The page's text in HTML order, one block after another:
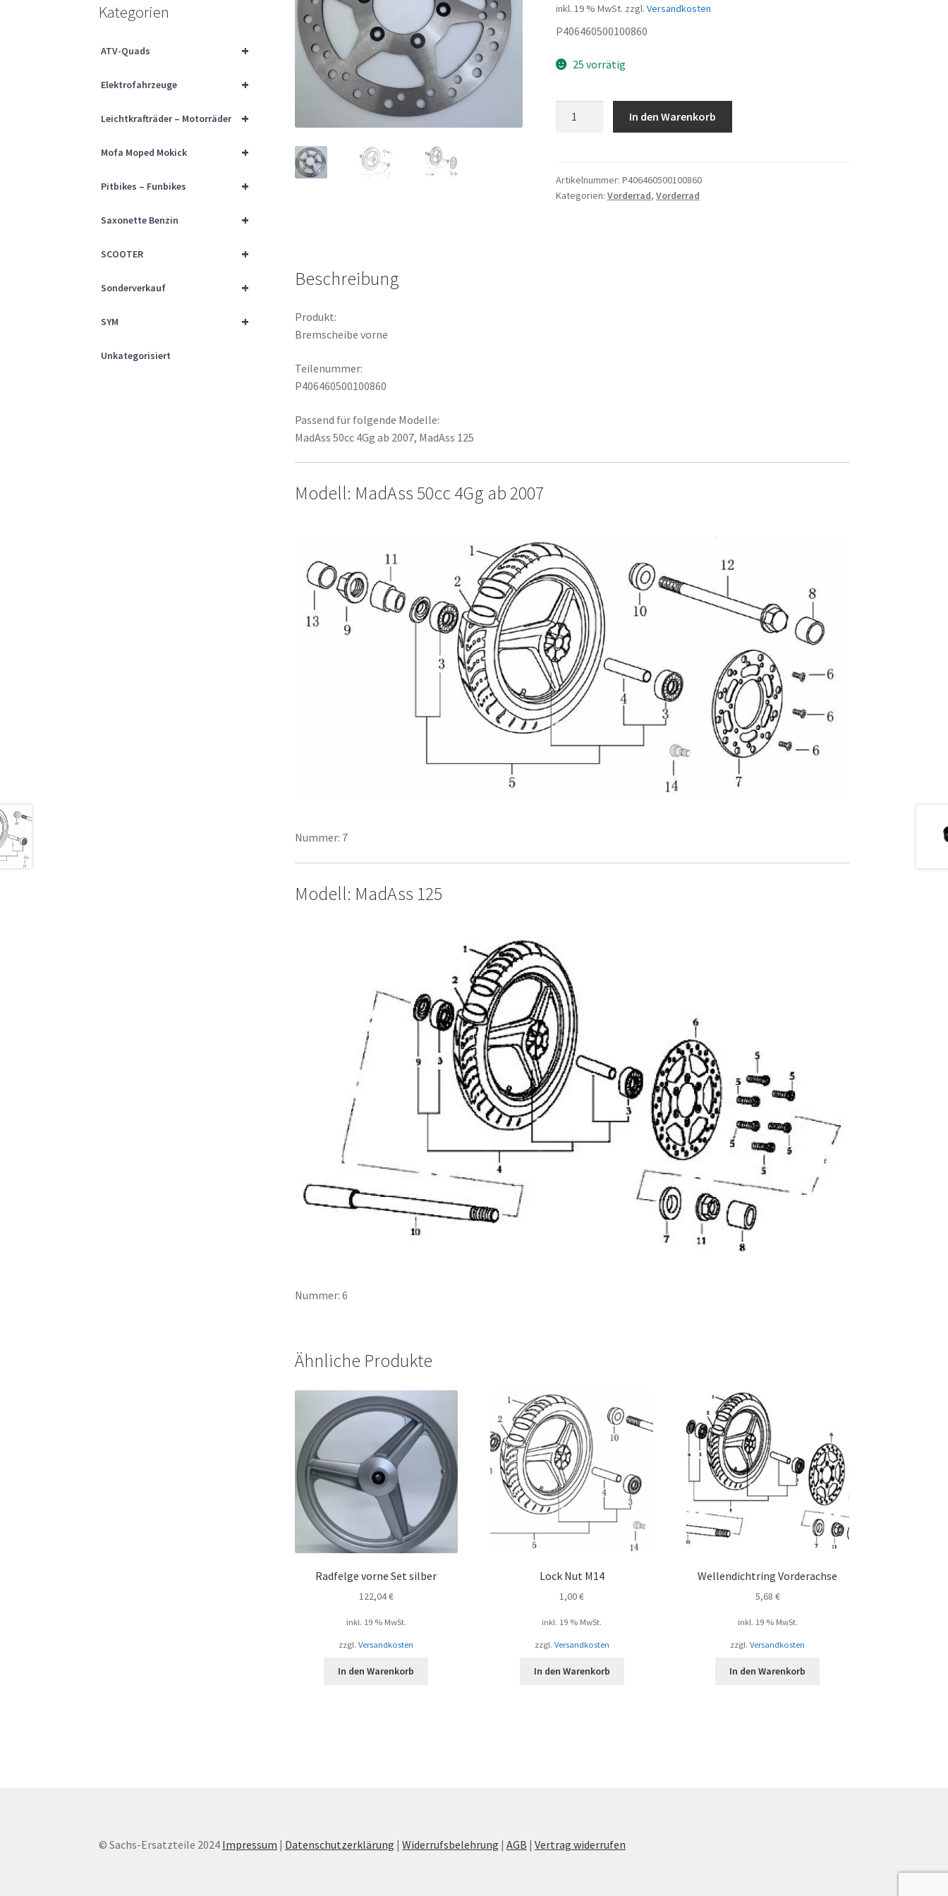
inkl. 19 % MwSt. zzgl. Versandkosten
P406460500100860
25 vorrätig
In den Warenkorb
Artikelnummer: P406460500100860
Kategorien: Vorderrad, Vorderrad
Beschreibung
Produkt:
Bremscheibe vorne
Teilenummer:
P406460500100860
Passend für folgende Modelle:
MadAss 50cc 4Gg ab 2007, MadAss 125
Modell: MadAss 50cc 4Gg ab 2007
Nummer: 7
Modell: MadAss 125
Nummer: 6
Ähnliche Produkte
Radfelge vorne Set silber
122,04€
inkl. 19 % MwSt.
zzgl.Versandkosten
In den Warenkorb
Lock Nut M14
1,00€
inkl. 19 % MwSt.
zzgl. Versandkosten
In den Warenkorb
Wellendichtring Vorderachse
5,68 €
inkl. 19 % MwSt.
zzgl.Versandkosten
In den Warenkorb
Kategorien
+
ATV-Quads
+
Elektrofahrzeuge
+
Leichtkrafträder – Motorräder
+
Mofa Moped Mokick
+
Pitbikes – Funbikes
+
Saxonette Benzin
+
SCOOTER
+
Sonderverkauf
+
SYM
Unkategorisiert
© Sachs-Ersatzteile 2024 Impressum | Datenschutzerklärung |Widerrufsbelehrung |AGB |Vertrag widerrufen